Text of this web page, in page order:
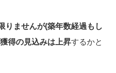
りませんが(築年数経過もし
得の見込みは上昇するかと